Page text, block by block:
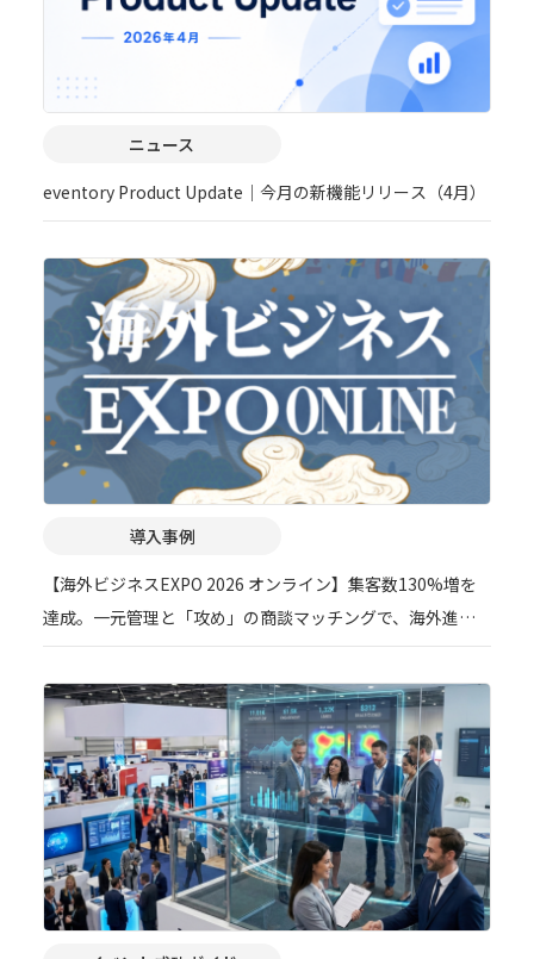
ニュース
eventory Product Update｜今月の新機能リリース（4月）
導入事例
【海外ビジネスEXPO 2026 オンライン】集客数130%増を
達成。一元管理と「攻め」の商談マッチングで、海外進出
支援イベントのDXを加速